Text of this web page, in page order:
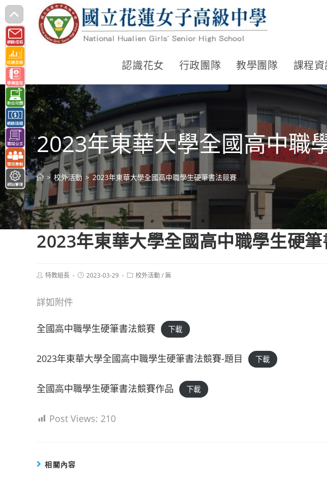
跳
轉
至
主
要
內
容
認識花女 行政團隊 教學團隊 課程資
2023年東華大學全國高中職
> 校外活動 > 2023年東華大學全國高中職學生硬筆書法競賽
2023年東華大學全國高中職學生硬
Post特教組長
Post2023-03-29
Post校外活動/無
詳如附件
全國高中職學生硬筆書法競賽 下載
2023年東華大學全國高中職學生硬筆書法競賽-題目 下載
全國高中職學生硬筆書法競賽作品 下載
Post Views: 210
相關內容